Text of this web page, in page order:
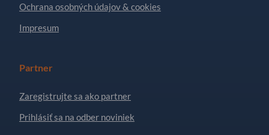
Ochrana osobných údajov & cookies
Impresum
Partner
Zaregistrujte sa ako partner
Prihlásiť sa na odber noviniek